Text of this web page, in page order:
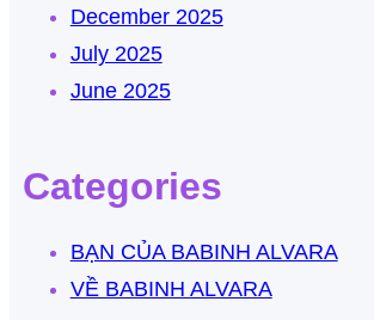
December 2025
July 2025
June 2025
Categories
BẠN CỦA BABINH ALVARA
VỀ BABINH ALVARA